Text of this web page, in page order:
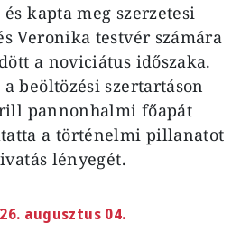
kapta meg szerzetesi
Veronika testvér számára
a noviciátus időszaka.
beöltözési szertartáson
pannonhalmi főapát
a történelmi pillanatot
lényegét.
augusztus 04.